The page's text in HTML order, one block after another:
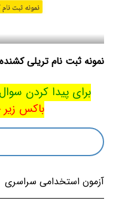
نمونه ثبت نام تریلی
برای پیدا کردن
باکس
آزمون استخدامی سراسری